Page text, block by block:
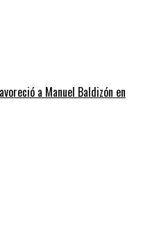
a Manuel Baldizón en